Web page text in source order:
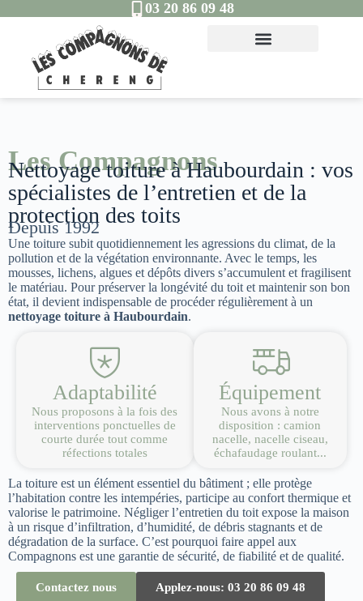
03 20 86 09 48
Les Compagnons
Nettoyage toiture à Haubourdain : vos
spécialistes de l’entretien et de la
protection des toits
Depuis 1992
Une toiture subit quotidiennement les agressions du climat, de la
pollution et de la végétation environnante. Avec le temps, les
mousses, lichens, algues et dépôts divers s’accumulent et fragilisent
le matériau. Pour préserver la longévité du toit et maintenir son bon
état, il devient indispensable de procéder régulièrement à un
nettoyage toiture à Haubourdain.
Adaptabilité
Nous proposons à la fois des
interventions ponctuelles de
courte durée tout comme
réfections totales
Équipement
Nous avons à notre
disposition : camion
nacelle, nacelle ciseau,
échafaudage roulant...
La toiture est un élément essentiel du bâtiment ; elle protège
l’habitation contre les intempéries, participe au confort thermique et
valorise le patrimoine. Négliger l’entretien du toit expose la maison
à un risque d’infiltration, d’humidité, de débris stagnants et de
dégradation de la surface. C’est pourquoi faire appel aux
Compagnons est une garantie de sécurité, de fiabilité et de qualité.
Contactez nous Applez-nous: 03 20 86 09 48